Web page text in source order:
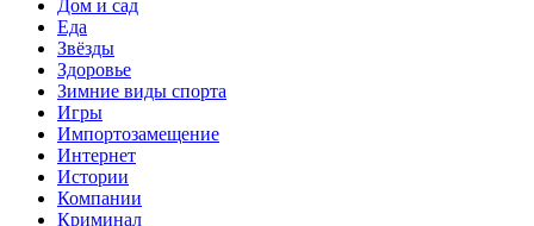
Дом и сад
Еда
Звёзды
Здоровье
Зимние виды спорта
Игры
Импортозамещение
Интернет
Истории
Компании
Криминал